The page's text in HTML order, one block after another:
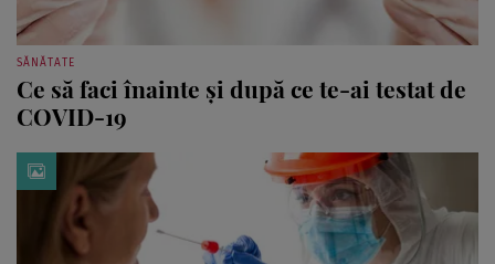
SĂNĂTATE
Ce să faci înainte și după ce te-ai testat de
COVID-19